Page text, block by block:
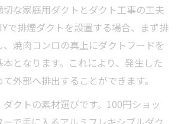
な家庭用ダクトとダクト工事の工夫
で排煙ダクトを設置する場合、まず排
焼肉コンロの真上にダクトフードを
となります。これにより、発生した
外部へ排出することができます。
クトの素材選びです。100円ショッ